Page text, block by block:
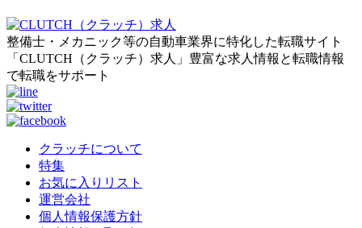
整備士・メカニック等の自動車業界に特化した転職サイト
「CLUTCH（クラッチ）求人」豊富な求人情報と転職情報
で転職をサポート
クラッチについて
特集
お気に入りリスト
運営会社
個人情報保護方針